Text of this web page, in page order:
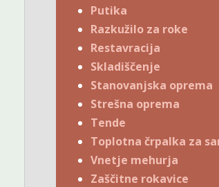
Putika
Razkužilo za roke
Restavracija
Skladiščenje
Stanovanjska oprema
Strešna oprema
Tende
Toplotna črpalka za
Vnetje mehurja
Zaščitne rokavice